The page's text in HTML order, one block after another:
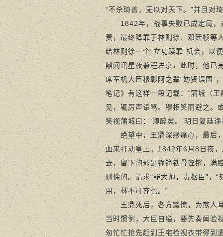
“不杀琦善，无以对天下。”并且对
1842年，战事失败已成定局，
责，最终降罪于林则徐、邓廷桢等
给林则徐一个“立功赎罪”机会，以
鼎闻讯星夜兼程进京，此时，他已
席军机大臣穆彰阿之辈“妨贤误国”
笔记》有这样一段记载：“蒲城（
见，辄厉声诟骂。穆相笑而避之。
笑视蒲城曰：‘卿醉矣。’明日复廷
绝望中，王鼎深感痛心，最后，
血来打动皇上。1842年6月8日夜
去，留下的却是铮铮铁骨铿锵，满
则徐的。请求“罪大帅，责枢臣”，
用，林不可弃也。”
王鼎死后，各方震惊，为欺人耳
当时惯例，大臣自缢，要先奏闻验
匆忙忙抢先赶到王宅检视衣带得到